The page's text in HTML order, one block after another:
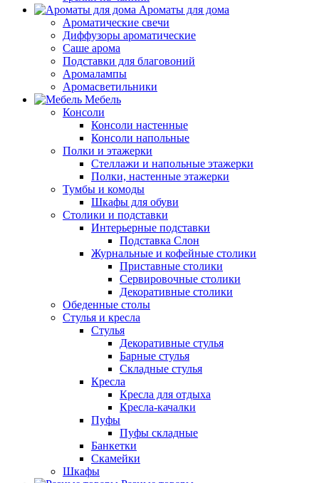
Ароматы для дома
Ароматические свечи
Диффузоры ароматические
Саше арома
Подставки для благовоний
Аромалампы
Аромасветильники
Мебель
Консоли
Консоли настенные
Консоли напольные
Полки и этажерки
Стеллажи и напольные этажерки
Полки, настенные этажерки
Тумбы и комоды
Шкафы для обуви
Столики и подставки
Интерьерные подставки
Подставка Слон
Журнальные и кофейные столики
Приставные столики
Сервировочные столики
Декоративные столики
Обеденные столы
Стулья и кресла
Стулья
Декоративные стулья
Барные стулья
Складные стулья
Кресла
Кресла для отдыха
Кресла-качалки
Пуфы
Пуфы складные
Банкетки
Скамейки
Шкафы